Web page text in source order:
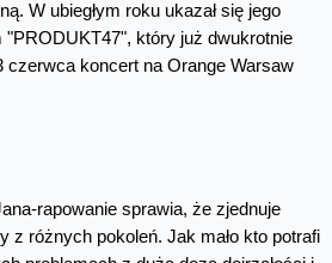
W ubiegłym roku ukazał się jego
który już dwukrotnie
czerwca koncert na Orange Warsaw
rapowanie sprawia, że zjednuje
z różnych pokoleń. Jak mało kto potrafi